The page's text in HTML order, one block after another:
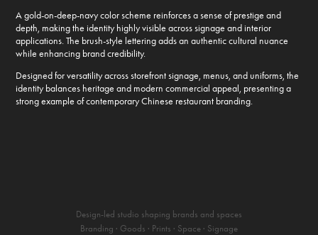
A gold-on-deep-navy color scheme reinforces a sense of prestige and
depth, making the identity highly visible across signage and interior
applications. The brush-style lettering adds an authentic cultural nuance
while enhancing brand credibility.
Designed for versatility across storefront signage, menus, and uniforms, the
identity balances heritage and modern commercial appeal, presenting a
strong example of contemporary Chinese restaurant branding.
Design-led studio shaping brands and spaces
Branding · Goods · Prints · Space · Signage